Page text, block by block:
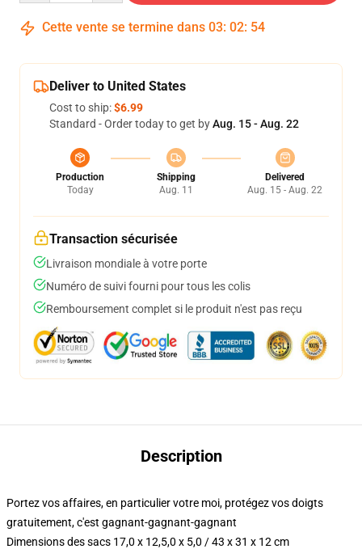
Cette vente se termine dans 03: 02: 53
Deliver to United States
Cost to ship:$6.99
Standard - Order today to get byAug. 15 - Aug. 22
Production
Today
Shipping
Aug. 11
Delivered
Aug. 15 - Aug. 22
Transaction sécurisée
Livraison mondiale à votre porte
Numéro de suivi fourni pour tous les colis
Remboursement complet si le produit n'est pas reçu
Description
Portez vos affaires, en particulier votre moi, protégez vos doigts
gratuitement, c'est gagnant-gagnant-gagnant
Dimensions des sacs 17,0 x 12,5,0 x 5,0 / 43 x 31 x 12 cm